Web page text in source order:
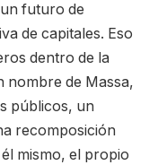
futuro de
de capitales. Eso
dentro de la
nombre de Massa,
públicos, un
recomposición
mismo, el propio